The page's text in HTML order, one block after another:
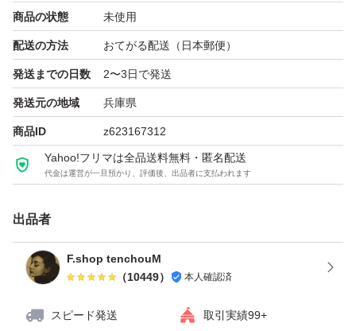
商品の状態 未使用
配送の方法 おてがる配送（日本郵便）
発送までの日数 2〜3日で発送
発送元の地域 兵庫県
商品ID z623167312
Yahoo!フリマは全品送料無料・匿名配送
代金は運営が一旦預かり、評価後、出品者に支払われます
出品者
F.shop tenchouM
（10449） 本人確認済
スピード発送 取引実績99+